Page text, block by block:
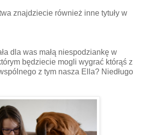
znajdziecie również inne tytuły w
dla was małą niespodziankę w
będziecie mogli wygrać którąś z
z tym nasza Ella? Niedługo